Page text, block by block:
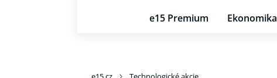
e15 Premium Ekonomika